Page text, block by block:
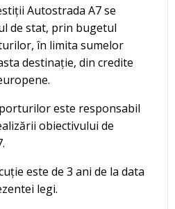
Autostrada A7 se
de stat, prin bugetul
în limita sumelor
destinație, din credite
este responsabil
obiectivului de
este de 3 ani de la data
legi.